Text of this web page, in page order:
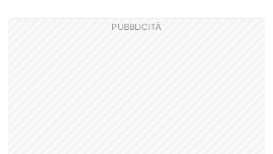
PUBBLICITÀ